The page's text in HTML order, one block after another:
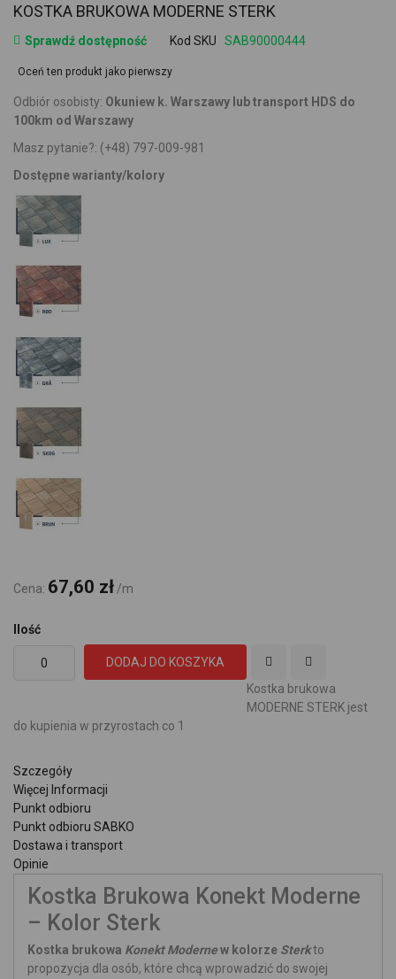
KOSTKA BRUKOWA MODERNE STERK
Sprawdź dostępność Kod SKU SAB90000444
Oceń ten produkt jako pierwszy
Odbiór osobisty: Okuniew k. Warszawy lub transport HDS do
100km od Warszawy
Masz pytanie?: (+48) 797-009-981
Dostępne warianty/kolory
Cena: 67,60 zł/m
Ilość
DODAJ DO KOSZYKA
Kostka brukowa
MODERNE STERK jest
do kupienia w przyrostach co 1
Szczegóły
Więcej Informacji
Punkt odbioru
Punkt odbioru SABKO
Dostawa i transport
Opinie
Kostka Brukowa Konekt Moderne
– Kolor Sterk
Kostka brukowa Konekt Modernew kolorze Sterkto
propozycja dla osób, które chcą wprowadzić do swojej